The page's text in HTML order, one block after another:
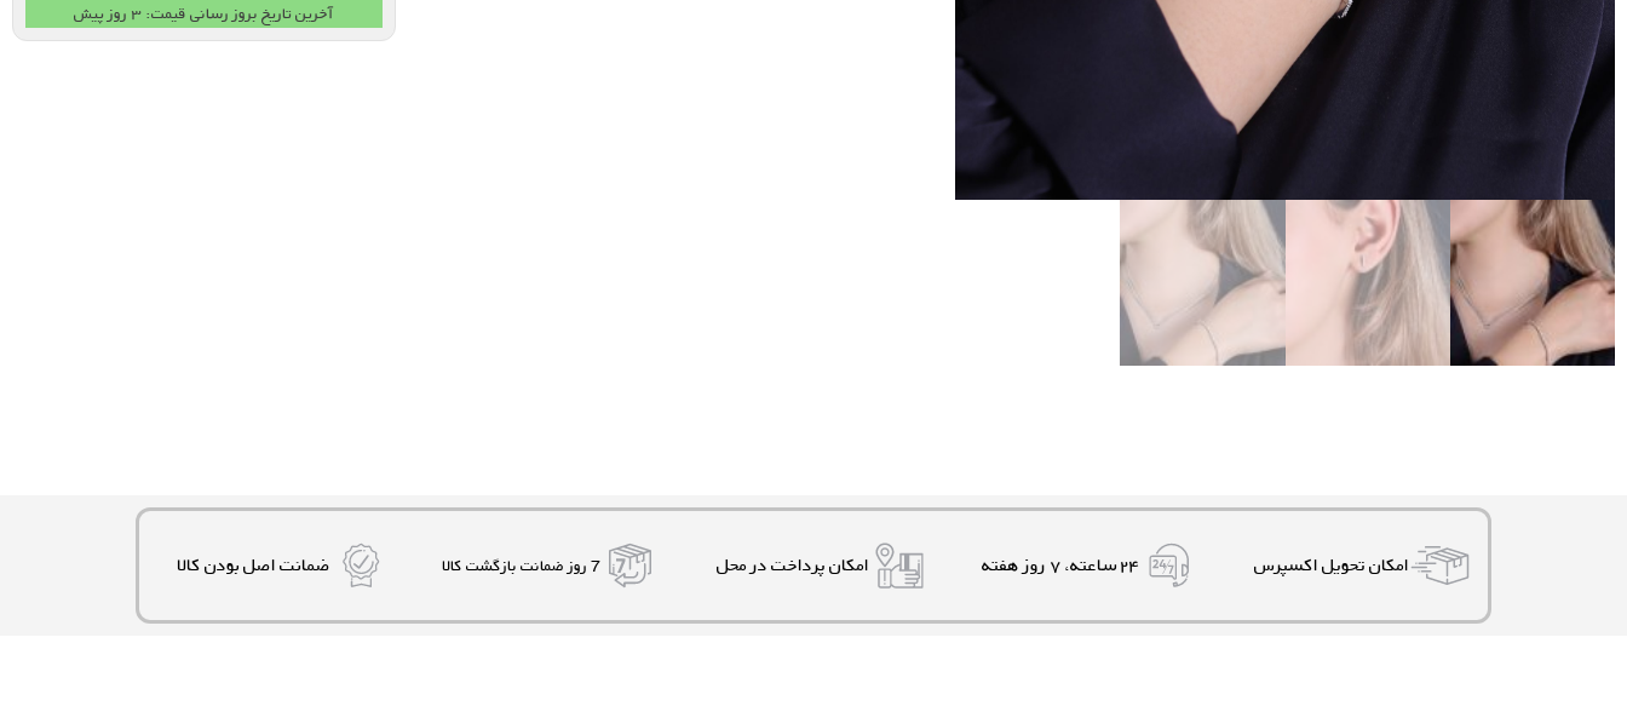
آخرین تاریخ بروز رسانی قیمت: ۳ روز پیش
امکان تحویل اکسپرس ۲۴ ساعته، ۷ روز هفته امکان پرداخت در محل 7 روز ضمانت بازگشت کالا ضمانت اصل بودن کالا